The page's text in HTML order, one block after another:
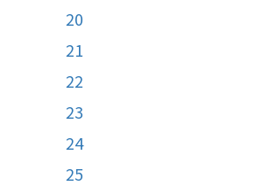
20
21
22
23
24
25